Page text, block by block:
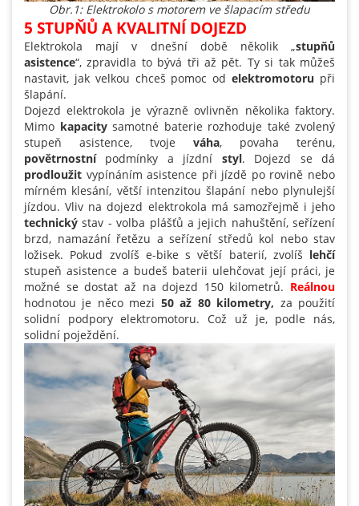
Obr.1: Elektrokolo s motorem ve šlapacím středu
5 STUPŇŮ A KVALITNÍ DOJEZD
Elektrokola mají v dnešní době několik „stupňů
asistence“, zpravidla to bývá tři až pět. Ty si tak můžeš
nastavit, jak velkou chceš pomoc odelektromotoru při
šlapání.
Dojezd elektrokola je výrazně ovlivněn několika faktory.
Mimo kapacitysamotné baterie rozhoduje také zvolený
stupeň asistence, tvoje váha, povaha terénu,
povětrnostnípodmínky a jízdní styl. Dojezd se dá
prodloužit vypínáním asistence při jízdě po rovině nebo
mírném klesání, větší intenzitou šlapání nebo plynulejší
jízdou. Vliv na dojezd elektrokola má samozřejmě i jeho
technický stav - volba plášťů a jejich nahuštění, seřízení
brzd, namazání řetězu a seřízení středů kol nebo stav
ložisek. Pokud zvolíš e-bike s větší baterií, zvolíš lehčí
stupeň asistence a budeš baterii ulehčovat její práci, je
možné se dostat až na dojezd 150 kilometrů. Reálnou
hodnotou je něco mezi 50 až 80 kilometry, za použití
solidní podpory elektromotoru. Což už je, podle nás,
solidní poježdění.